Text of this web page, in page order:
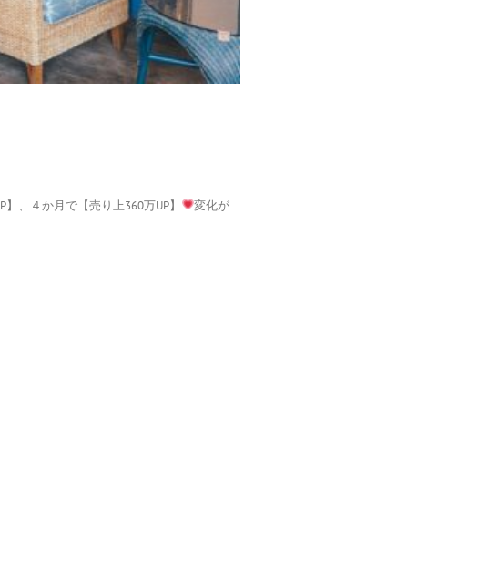
、４か月で【売り上360万UP】
変化が